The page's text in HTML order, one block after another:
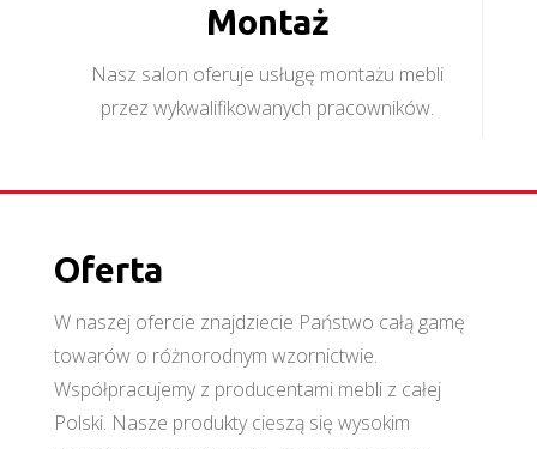
Montaż
Nasz salon oferuje usługę montażu mebli
przez wykwalifikowanych pracowników.
Oferta
W naszej ofercie znajdziecie Państwo całą gamę
towarów o różnorodnym wzornictwie.
Współpracujemy z producentami mebli z całej
Polski. Nasze produkty cieszą się wysokim